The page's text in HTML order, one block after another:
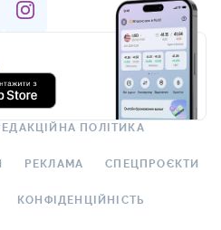
ПОЛІТИКА
РЕКЛАМА СПЕЦПРОЄКТИ
КОНФІДЕНЦІЙНІСТЬ